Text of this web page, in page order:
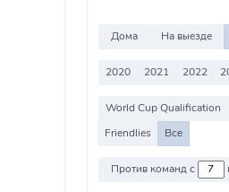
Дома На выезде
2020 2021 2022
World Cup Qualification
Friendlies
Все
Против команд с